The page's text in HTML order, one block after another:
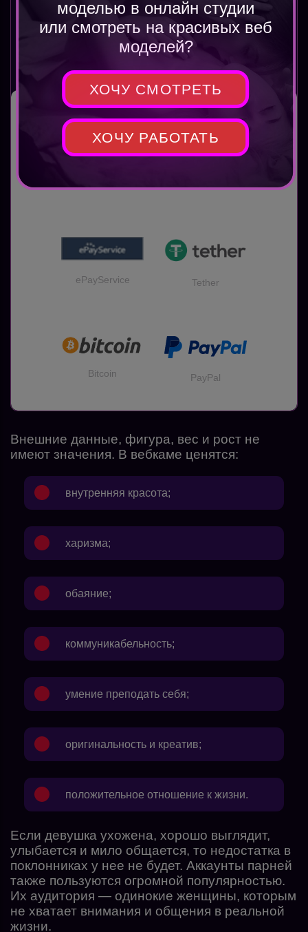
задержек 2 раза в месяц от 10$.
Можно заказывать досрочные
выплаты.
ePayService Tether
Bitcoin PayPal
Внешние данные, фигура, вес и рост не
имеют значения. В вебкаме ценятся:
внутренняя красота;
харизма;
обаяние;
коммуникабельность;
умение преподать себя;
оригинальность и креатив;
положительное отношение к жизни.
Если девушка ухожена, хорошо выглядит,
улыбается и мило общается, то недостатка в
поклонниках у нее не будет. Аккаунты парней
также пользуются огромной популярностью.
Их аудитория — одинокие женщины, которым
не хватает внимания и общения в реальной
жизни.
моделью в онлайн студии
или смотреть на красивых веб
моделей?
ХОЧУ СМОТРЕТЬ
ХОЧУ РАБОТАТЬ